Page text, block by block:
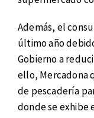
Además, el
último año
Gobierno a
ello, Mercadona
de pescadería
donde se exhibe